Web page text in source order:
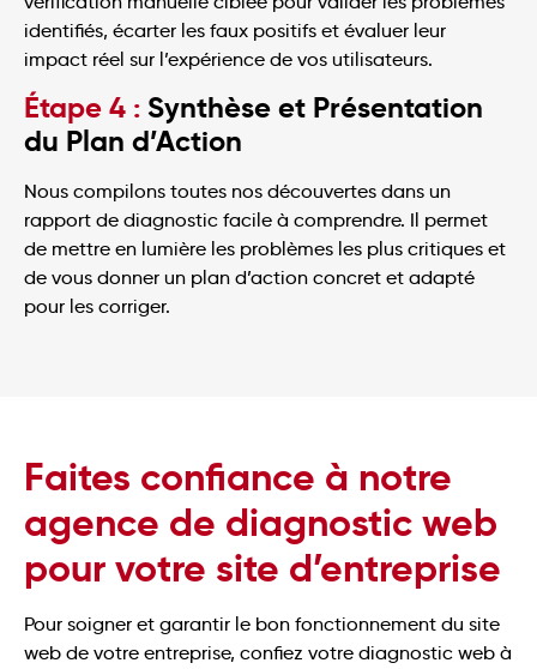
identifiés, écarter les faux positifs et évaluer leur
impact réel sur l’expérience de vos utilisateurs.
Étape 4 : Synthèse et Présentation
du Plan d’Action
Nous compilons toutes nos découvertes dans un
rapport de diagnostic facile à comprendre. Il permet
de mettre en lumière les problèmes les plus critiques et
de vous donner un plan d’action concret et adapté
pour les corriger.
Faites confiance à notre
agence de diagnostic web
pour votre site d’entreprise
Pour soigner et garantir le bon fonctionnement du site
web de votre entreprise, confiez votre diagnostic web à